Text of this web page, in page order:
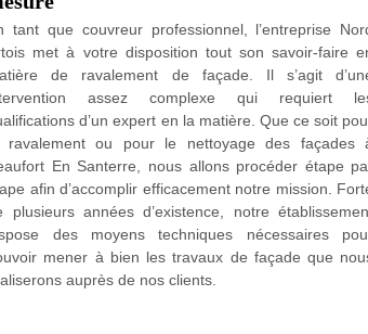
tant que couvreur professionnel, l’entreprise
met à votre disposition tout son savoir-faire
de ravalement de façade. Il s’agit
assez complexe qui requiert
d’un expert en la matière. Que ce soit
ravalement ou pour le nettoyage des façades
En Santerre, nous allons procéder étape
afin d’accomplir efficacement notre mission.
plusieurs années d’existence, notre
des moyens techniques nécessaires
mener à bien les travaux de façade que
auprès de nos clients.